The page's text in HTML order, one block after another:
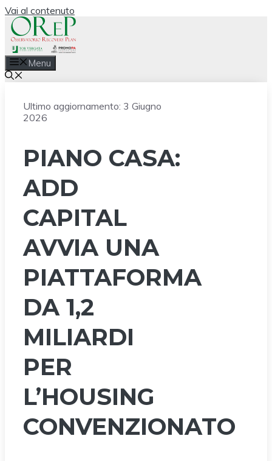
Vai al contenuto
Menu
Ultimo aggiornamento: 3 Giugno
2026
PIANO CASA:
ADD
CAPITAL
AVVIA UNA
PIATTAFORMA
DA 1,2
MILIARDI
PER
L’HOUSING
CONVENZIONATO